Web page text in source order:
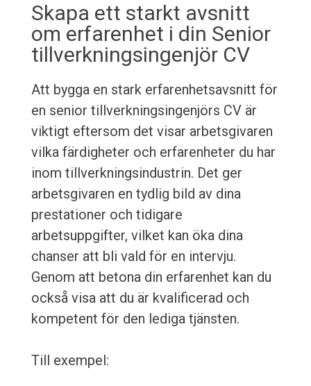
Skapa ett starkt avsnitt
om erfarenhet i din Senior
tillverkningsingenjör CV
Att bygga en stark erfarenhetsavsnitt för
en senior tillverkningsingenjörs CV är
viktigt eftersom det visar arbetsgivaren
vilka färdigheter och erfarenheter du har
inom tillverkningsindustrin. Det ger
arbetsgivaren en tydlig bild av dina
prestationer och tidigare
arbetsuppgifter, vilket kan öka dina
chanser att bli vald för en intervju.
Genom att betona din erfarenhet kan du
också visa att du är kvalificerad och
kompetent för den lediga tjänsten.
Till exempel: